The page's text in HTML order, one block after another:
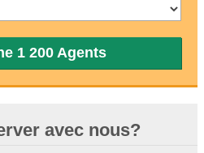
1 200 Agents
avec nous?